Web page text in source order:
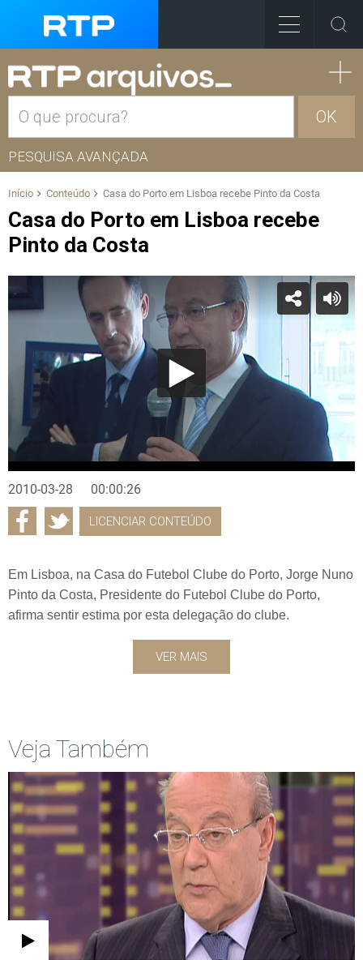
OK
PESQUISA AVANÇADA
Início Conteúdo Casa do Porto em Lisboa recebe Pinto da Costa
Casa do Porto em Lisboa recebe
Pinto da Costa
2010-03-28 00:00:26
LICENCIAR CONTEÚDO
Em Lisboa, na Casa do Futebol Clube do Porto, Jorge Nuno
Pinto da Costa, Presidente do Futebol Clube do Porto,
afirma sentir estima por esta delegação do clube.
VER MAIS
Veja Também